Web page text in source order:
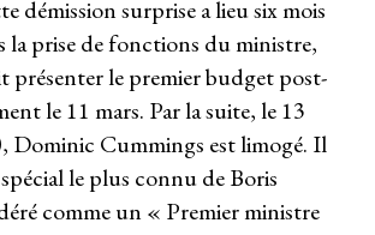
démission surprise a lieu six mois
la prise de fonctions du ministre,
présenter le premier budget post-
le 11 mars. Par la suite, le 13
Dominic Cummings est limogé. Il
le plus connu de Boris
comme un « Premier ministre